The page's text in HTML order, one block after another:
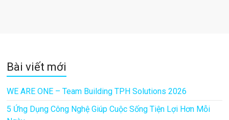
Bài viết mới
WE ARE ONE – Team Building TPH Solutions 2026
5 Ứng Dụng Công Nghệ Giúp Cuộc Sống Tiện Lợi Hơn Mỗi